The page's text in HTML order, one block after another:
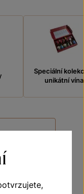
Speciální
unikátní vína